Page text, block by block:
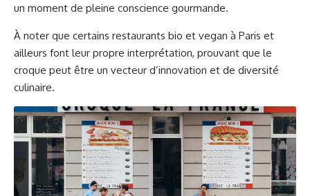
un moment de pleine conscience gourmande.
À noter que certains restaurants bio et vegan à Paris et
ailleurs font leur propre interprétation, prouvant que le
croque peut être un vecteur d’innovation et de diversité
culinaire.